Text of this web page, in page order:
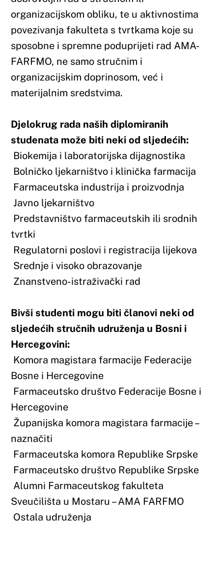
studenata može biti neki od sljedećih:
Biokemija i laboratorijska dijagnostika
Bolničko ljekarništvo i klinička farmacija
Farmaceutska industrija i proizvodnja
Javno ljekarništvo
tvrtki
Regulatorni poslovi i registracija lijekova
Znanstveno-istraživački rad
Bivši studenti mogu biti članovi neki od
sljedećih stručnih udruženja u Bosni i
Hercegovini:
Komora magistara farmacije Federacije
Farmaceutsko društvo Federacije Bosne i
Hercegovine
Županijska komora magistara farmacije –
naznačiti
Farmaceutska komora Republike Srpske
Farmaceutsko društvo Republike Srpske
Alumni Farmaceutskog fakulteta
Ostala udruženja
Područja koja zanimaju bivše studente, a
ne moraju nužno biti povezana s njihovim
djelokrugom rada i odjelom zaposlenja,
jesu neka od sljedećih:
Analitička kemija
Analitika i kontrola lijekova
Anatomija
Farmaceutska botanika
Farmaceutska informatika
Farmaceutska kemija i sinteza lijekova
Farmaceutska statistika i mjeriteljstvo
Farmakoekonomika